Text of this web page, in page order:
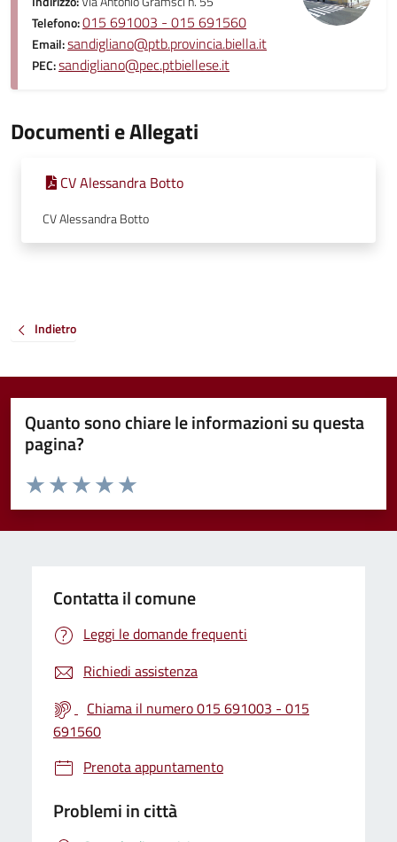
Telefono:015 691003 - 015 691560
Email:sandigliano@ptb.provincia.biella.it
PEC:sandigliano@pec.ptbiellese.it
Documenti e Allegati
CV Alessandra Botto
CV Alessandra Botto
Indietro
Quanto sono chiare le informazioni su questa
pagina?
Valuta da 1 a 5 stelle la pagina
Valuta 5 stelle su 5
Valuta 4 stelle su 5
Valuta 3 stelle su 5
Valuta 2 stelle su 5
Valuta 1 stelle su 5
Contatta il comune
Leggi le domande frequenti
Richiedi assistenza
Chiama il numero 015 691003 - 015
691560
Prenota appuntamento
Problemi in città